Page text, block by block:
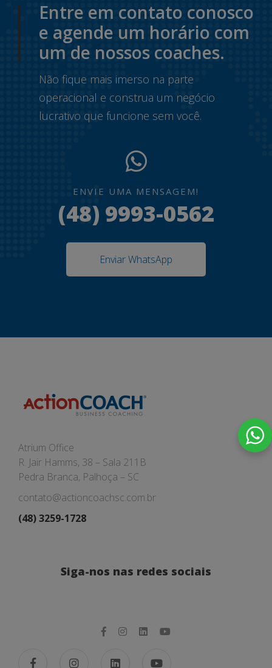
Entre em contato conosco
e agende um horário com
um de nossos coaches.
Não fique mais imerso na parte
operacional e construa um negócio
lucrativo que funcione sem você.
ENVIE UMA MENSAGEM!
(48) 9993-0562
Enviar WhatsApp
Atrium Office
R. Jair Hamms, 38 – Sala 211B
Pedra Branca, Palhoça – SC
contato@actioncoachsc.com.br
(48) 3259-1728
Siga-nos nas redes sociais